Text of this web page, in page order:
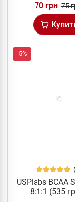
70 грн 75
-5%
USPlabs BCAA
8:1:1 (535